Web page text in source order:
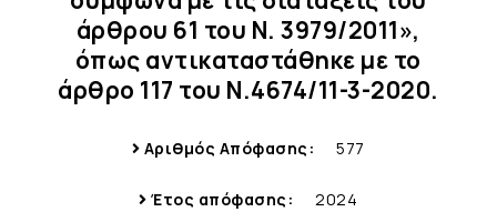
άρθρου 61 του Ν. 3979/2011»,
όπως αντικαταστάθηκε με το
άρθρο 117 του Ν.4674/11-3-2020.
Αριθμός Απόφασης: 577
Έτος απόφασης: 2024